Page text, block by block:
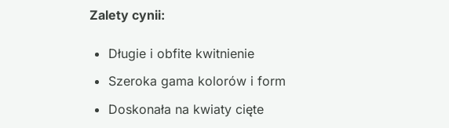
Zalety cynii:
Długie i obfite kwitnienie
Szeroka gama kolorów i form
Doskonała na kwiaty cięte